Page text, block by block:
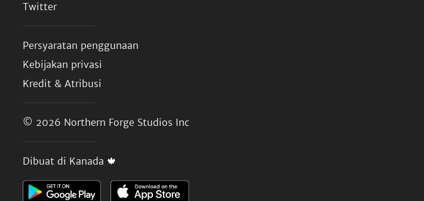
Twitter
Persyaratan penggunaan
Kebijakan privasi
Kredit & Atribusi
© 2026 Northern Forge Studios Inc
Dibuat di Kanada 🍁